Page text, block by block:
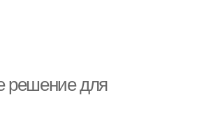
решение для